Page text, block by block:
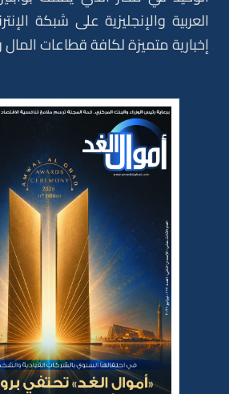
العربية والإنجليزية على شبكة
إخبارية متميزة لكافة قطاعات